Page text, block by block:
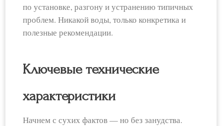
по установке, разгону и устранению типичных
проблем. Никакой воды, только конкретика и
полезные рекомендации.
Ключевые технические
характеристики
Начнем с сухих фактов — но без занудства.